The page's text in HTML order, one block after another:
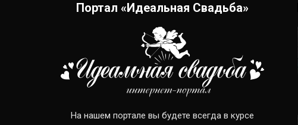
Портал «Идеальная Свадьба»
На нашем портале вы будете всегда в курсе